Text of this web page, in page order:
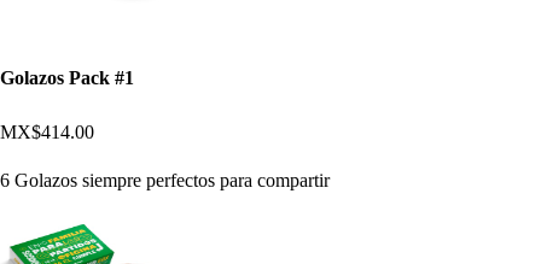
Golazos Pack #1
MX$414.00
6 Golazos siempre perfectos para compartir